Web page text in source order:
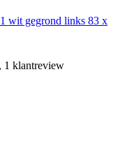
wit gegrond links 83 x
1 klantreview